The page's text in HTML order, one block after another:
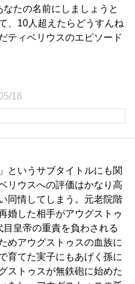
たの名前にしましょうと
、10人超えたらどうすんね
ティベリウスのエピソード
18
というサブタイトルにも関
リウスへの評価はかなり高
同情してしまう。元老院階
婚した相手がアウグストゥ
皇帝の重責を負わされる
めアウグストゥスの血族に
育てた実子にもあげく孫に
ストゥスが無鉄砲に始めた